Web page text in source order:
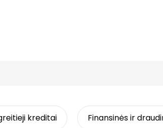
kreditai Finansinės ir